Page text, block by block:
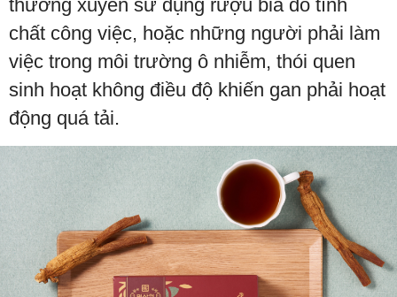
thường xuyên sử dụng rượu bia do tính
chất công việc, hoặc những người phải làm
việc trong môi trường ô nhiễm, thói quen
sinh hoạt không điều độ khiến gan phải hoạt
động quá tải.